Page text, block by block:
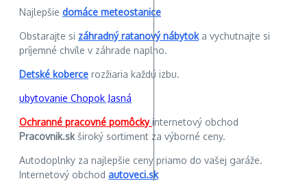
Najlepšie domáce meteostanice
Obstarajte si záhradný ratanový nábytoka vychutnajte si
príjemné chvíle v záhrade naplno.
Detské koberce rozžiaria každú izbu.
ubytovanie Chopok Jasná
Ochranné pracovné pomôckyinternetový obchod
Pracovnik.skširoký sortiment za výborné ceny.
Autodoplnky za najlepšie ceny priamo do vašej garáže.
Internetový obchod autoveci.sk